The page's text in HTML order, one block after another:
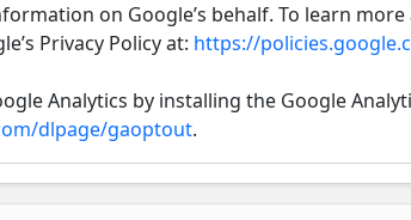
on Google’s behalf. To learn
Privacy Policy at: https://
Analytics by installing the Google
dlpage/gaoptout.